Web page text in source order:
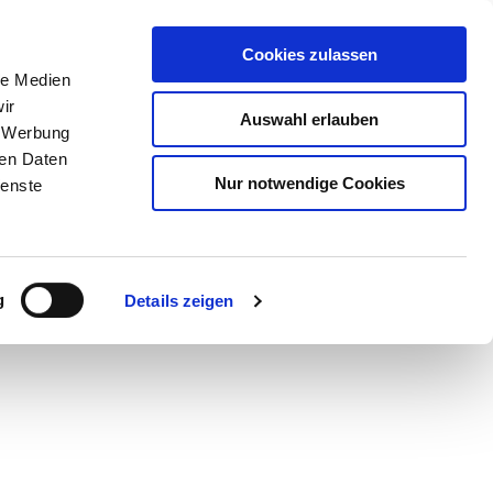
Medien
Daten
Details zeigen
Cookies zulassen
Auswahl erlauben
Nur notwendige Cookies